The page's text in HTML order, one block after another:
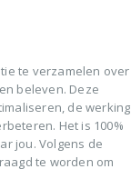
te verzamelen over
beleven. Deze
de werking
Het is 100%
jou. Volgens de
te worden om